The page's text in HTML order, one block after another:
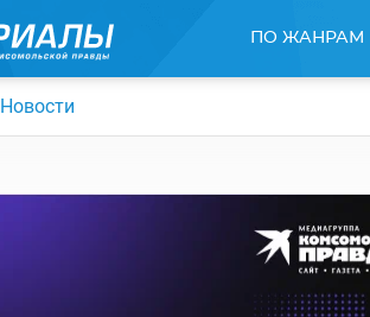
ПО ЖАНРАМ
Новости